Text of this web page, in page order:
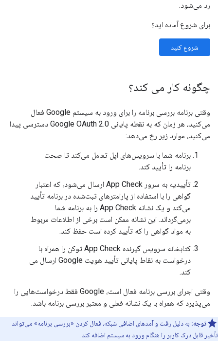
رد می‌شود.
برای شروع آماده اید؟
شروع کنید
چگونه کار می کند؟
وقتی برنامه بررسی برنامه را برای ورود به سیستم Google فعال
می‌کنید، هر زمان که به نقطه پایانی Google OAuth 2.0 دسترسی پیدا
می‌کنید، موارد زیر رخ می‌دهد:
برنامه شما با سرویس‌های اپل تعامل می‌کند تا صحت
برنامه را تأیید کند.
تأییدیه به سرور App Check ارسال می‌شود، که اعتبار
گواهی را با استفاده از پارامترهای ثبت‌شده در برنامه تأیید
می‌کند و یک نشانه App Check را به برنامه شما
برمی‌گرداند. این نشانه ممکن است برخی از اطلاعات مربوط
به مواد گواهی را که تأیید کرده است حفظ کند.
کتابخانه سرویس گیرنده App Check توکن را همراه با
درخواست به نقاط پایانی تأیید هویت Google ارسال می
کند.
وقتی اجرای بررسی برنامه فعال است، Google فقط درخواست‌هایی را
می‌پذیرد که همراه با یک نشانه فعلی و معتبر بررسی برنامه باشد.
توجه: به دلیل رفت و آمدهای اضافی شبکه، فعال کردن «بررسی برنامه» می‌تواند
تأخیر قابل درک کاربر را هنگام ورود به سیستم اضافه کند.